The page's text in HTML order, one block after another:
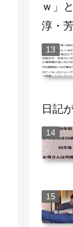
ｗ」
淳・
日記